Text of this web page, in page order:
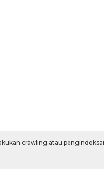
crawling atau